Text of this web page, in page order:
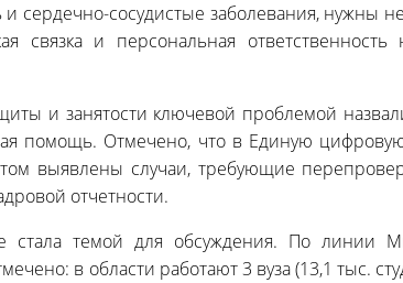
и сердечно-сосудистые заболевания, нужны
связка и персональная
и занятости ключевой проблемой
помощь. Отмечено, что в Единую
выявлены случаи, требующие
отчетности.
стала темой для обсуждения. По линии
в области работают 3 вуза (13,1 тыс.